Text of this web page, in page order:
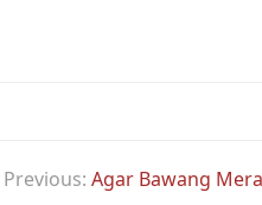
Post
Previous: Agar Bawang